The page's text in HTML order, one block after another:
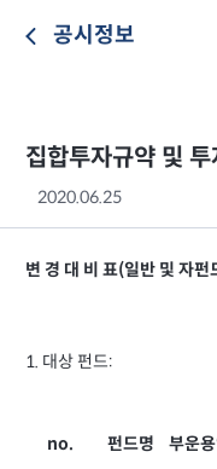
공시정보
집합투자규약 및
2020.06.25
변 경 대 비 표(일반 및 자펀
1. 대상 펀드:
no. 펀드명 부운